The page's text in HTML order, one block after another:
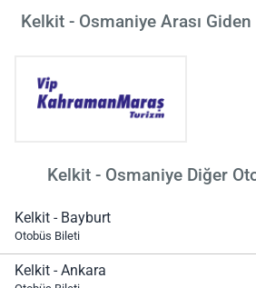
Kelkit - Osmaniye Arası
Kelkit - Osmaniye Diğer
Kelkit - Bayburt
Otobüs Bileti
Kelkit - Ankara